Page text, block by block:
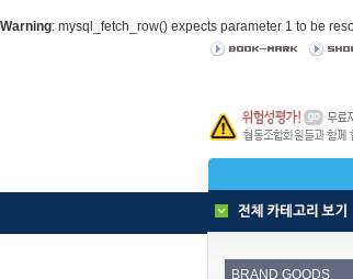
Warning: mysql_fetch_row() expects parameter 1 to be